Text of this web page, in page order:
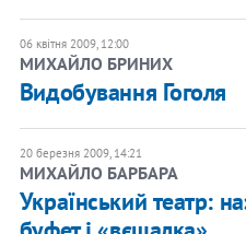
06 квітня 2009, 12:00
МИХАЙЛО БРИНИХ
Видобування Гоголя
20 березня 2009, 14:21
МИХАЙЛО БАРБАРА
Український театр: